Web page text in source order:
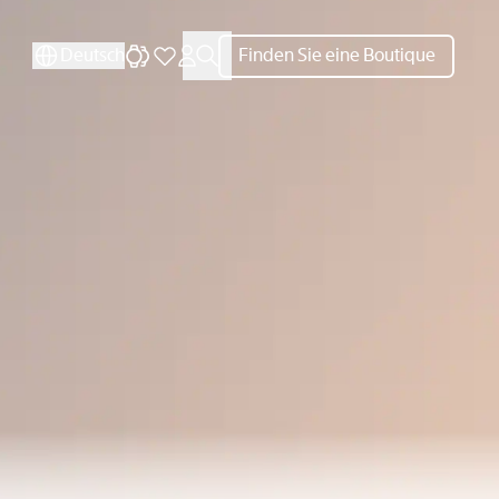
Finden Sie eine Boutique
SCHLIESSEN
SCHLIESSEN